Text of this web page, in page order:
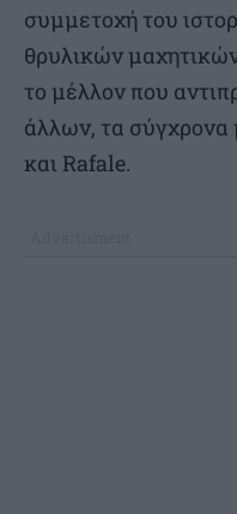
συμμετοχή του
θρυλικών
το μέλλον που
άλλων, τα σύγχρονα
και Rafale.